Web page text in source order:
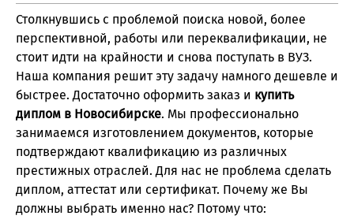
Столкнувшись с проблемой поиска новой, более
перспективной, работы или переквалификации, не
стоит идти на крайности и снова поступать в ВУЗ.
Наша компания решит эту задачу намного дешевле и
быстрее. Достаточно оформить заказ и купить
диплом в Новосибирске. Мы профессионально
занимаемся изготовлением документов, которые
подтверждают квалификацию из различных
престижных отраслей. Для нас не проблема сделать
диплом, аттестат или сертификат. Почему же Вы
должны выбрать именно нас? Потому что: